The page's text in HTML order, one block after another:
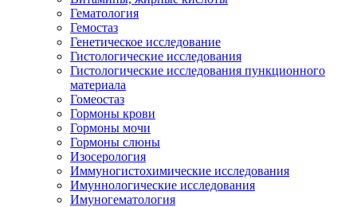
Гематология
Гемостаз
Генетическое исследование
Гистологические исследования
Гистологические исследования пункционного
материала
Гомеостаз
Гормоны крови
Гормоны мочи
Гормоны слюны
Изосерология
Иммуногистохимические исследования
Имуннологические исследования
Имуногематология